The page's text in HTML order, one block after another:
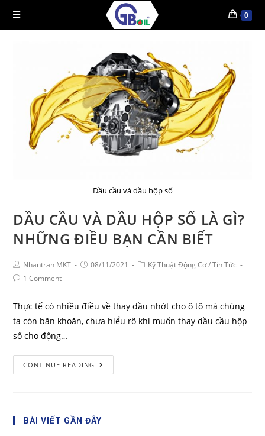
0
Dầu cầu và dầu hộp số
DẦU CẦU VÀ DẦU HỘP SỐ LÀ GÌ?
NHỮNG ĐIỀU BẠN CẦN BIẾT
Nhantran MKT 08/11/2021 Kỹ Thuật Động Cơ/ Tin Tức
1 Comment
Thực tế có nhiều điều về thay dầu nhớt cho ô tô mà chúng
ta còn băn khoăn, chưa hiểu rõ khi muốn thay dầu cầu hộp
số cho động…
CONTINUE READING
BÀI VIẾT GẦN ĐÂY